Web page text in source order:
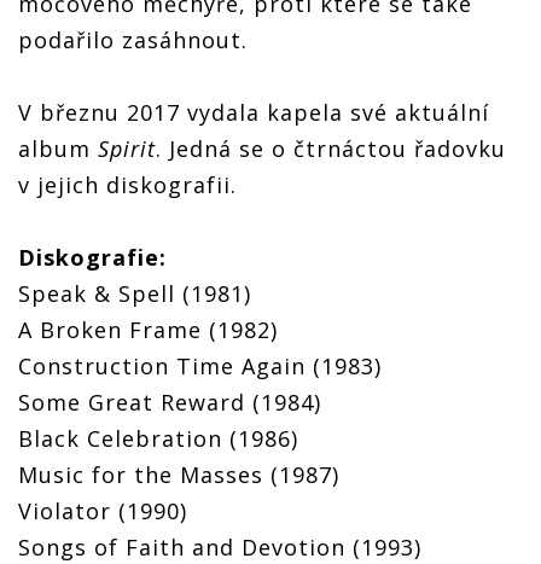
podařilo zasáhnout.
V březnu 2017 vydala kapela své aktuální
album Spirit. Jedná se o čtrnáctou řadovku
v jejich diskografii.
Diskografie:
Speak & Spell (1981)
A Broken Frame (1982)
Construction Time Again (1983)
Some Great Reward (1984)
Black Celebration (1986)
Music for the Masses (1987)
Violator (1990)
Songs of Faith and Devotion (1993)